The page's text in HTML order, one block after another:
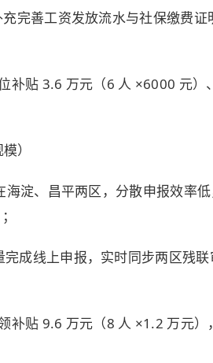
完善工资发放流水与社保缴费
补贴 3.6 万元（6 人 ×6000 元）
）
淀、昌平两区，分散申报效率
成线上申报，实时同步两区残
补贴 9.6 万元（8 人 ×1.2 万元